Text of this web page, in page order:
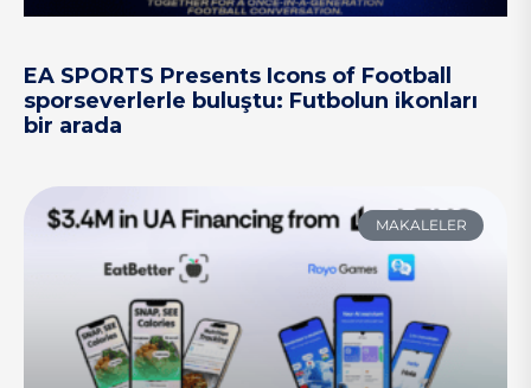
EA SPORTS Presents Icons of Football
sporseverlerle buluştu: Futbolun ikonları
bir arada
MAKALELER